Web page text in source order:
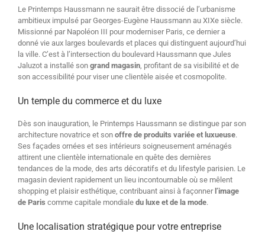
Le Printemps Haussmann ne saurait être dissocié de l’urbanisme
ambitieux impulsé par Georges-Eugène Haussmann au XIXe siècle.
Missionné par Napoléon III pour moderniser Paris, ce dernier a
donné vie aux larges boulevards et places qui distinguent aujourd’hui
la ville. C’est à l’intersection du boulevard Haussmann que Jules
Jaluzot a installé son grand magasin, profitant de sa visibilité et de
son accessibilité pour viser une clientèle aisée et cosmopolite.
Un temple du commerce et du luxe
Dès son inauguration, le Printemps Haussmann se distingue par son
architecture novatrice et son offre de produits variée et luxueuse.
Ses façades ornées et ses intérieurs soigneusement aménagés
attirent une clientèle internationale en quête des dernières
tendances de la mode, des arts décoratifs et du lifestyle parisien. Le
magasin devient rapidement un lieu incontournable où se mêlent
shopping et plaisir esthétique, contribuant ainsi à façonner l’image
de Paris comme capitale mondiale du luxe et de la mode.
Une localisation stratégique pour votre entreprise